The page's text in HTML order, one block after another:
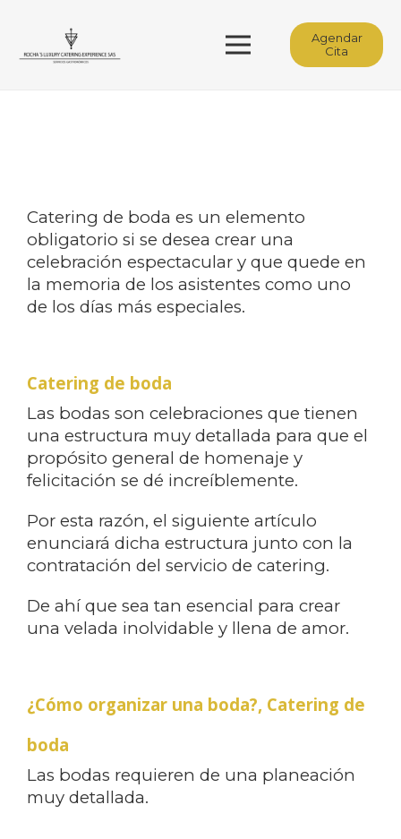
Agendar
Cita
Catering de boda es un elemento
obligatorio si se desea crear una
celebración espectacular y que quede en
la memoria de los asistentes como uno
de los días más especiales.
Catering de boda
Las bodas son celebraciones que tienen
una estructura muy detallada para que el
propósito general de homenaje y
felicitación se dé increíblemente.
Por esta razón, el siguiente artículo
enunciará dicha estructura junto con la
contratación del servicio de catering.
De ahí que sea tan esencial para crear
una velada inolvidable y llena de amor.
¿Cómo organizar una boda?, Catering de
boda
Las bodas requieren de una planeación
muy detallada.